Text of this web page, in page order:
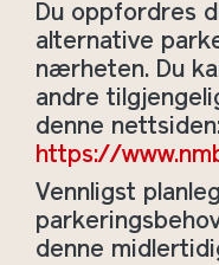
Du oppfordres
alternative
nærheten. Du
andre
denne
https://
Vennligst
denne